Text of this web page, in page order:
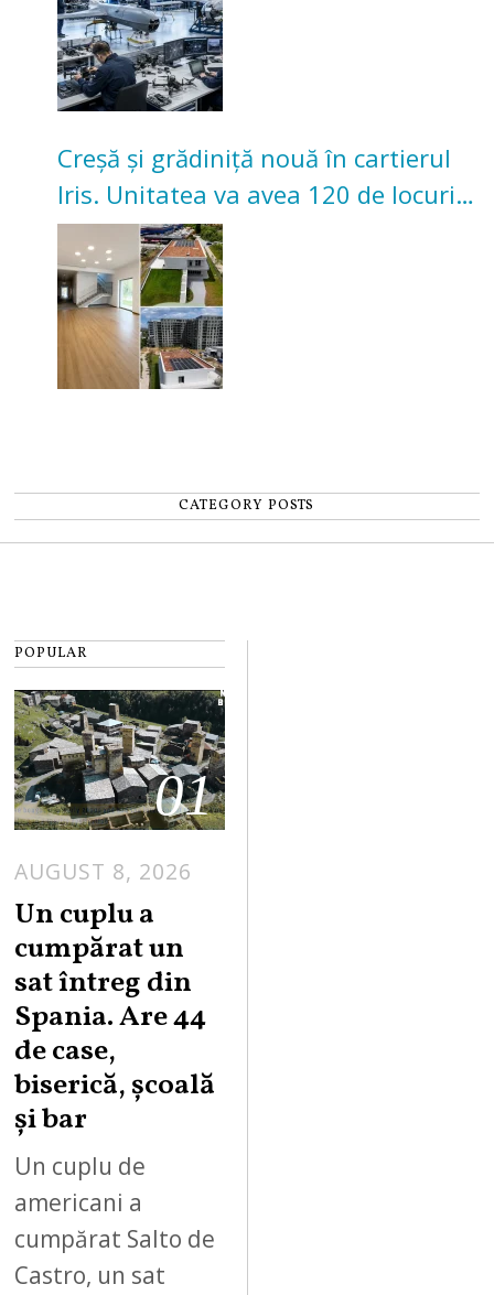
Creșă și grădiniță nouă în cartierul
Iris. Unitatea va avea 120 de locuri
pentru copii
CATEGORY POSTS
POPULAR
01
AUGUST 8, 2026
Un cuplu a
cumpărat un
sat întreg din
Spania. Are 44
de case,
biserică, școală
și bar
Un cuplu de
americani a
cumpărat Salto de
Castro, un sat